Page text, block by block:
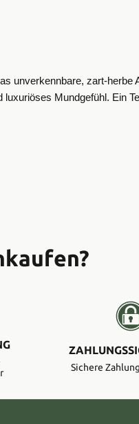
unverkennbare, zart-
Mundgefühl. Ein
Sichere